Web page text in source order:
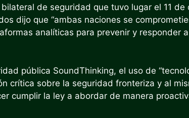
de seguridad que tuvo lugar el 11 de
dijo que “ambas naciones se
analíticas para prevenir y responder
pública SoundThinking, el uso de
crítica sobre la seguridad fronteriza y al
cumplir la ley a abordar de manera